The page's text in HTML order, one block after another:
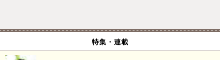
特集・連載